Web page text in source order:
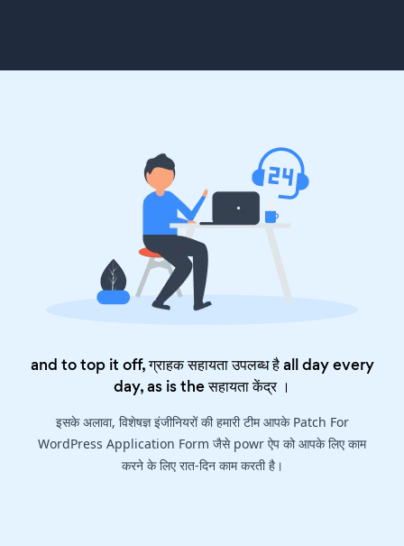
and to top it off, ग्राहक सहायता उपलब्ध है all day every
day, as is theसहायता केंद्र।
इसके अलावा, विशेषज्ञ इंजीनियरों की हमारी टीम आपके Patch For
WordPress Application Form जैसे powr ऐप को आपके लिए काम
करने के लिए रात-दिन काम करती है।